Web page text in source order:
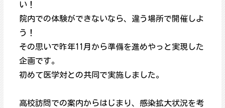
い！
院内での体験ができないなら、違う場所で開催しよ
う！
その思いで昨年11月から準備を進めやっと実現した
企画です。
初めて医学対との共同で実施しました。
高校訪問での案内からはじまり、感染拡大状況を考